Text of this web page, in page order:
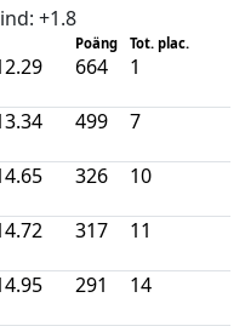
: +1.8
Poäng Tot. plac.
664 1
499 7
326 10
317 11
291 14